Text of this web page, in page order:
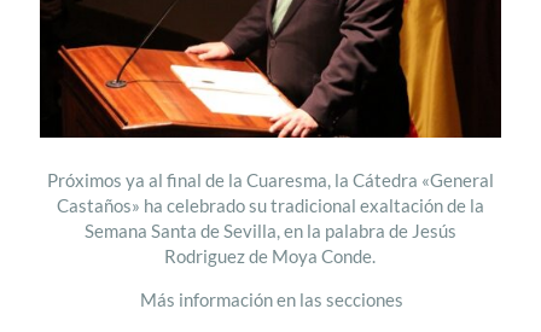
Próximos ya al final de la Cuaresma, la Cátedra «General
Castaños» ha celebrado su tradicional exaltación de la
Semana Santa de Sevilla, en la palabra de Jesús
Rodriguez de Moya Conde.
Más información en las secciones